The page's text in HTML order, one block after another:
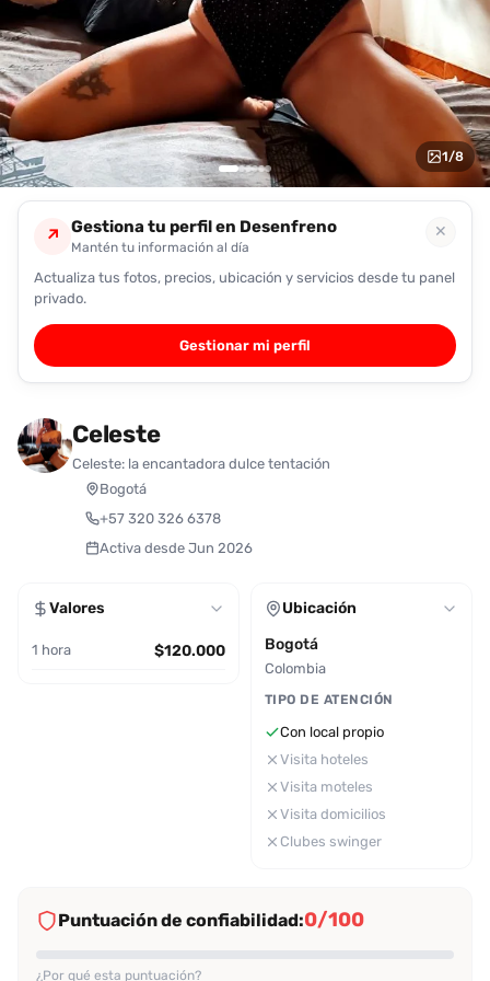
encontrarlas
fácilmente.
Entendido
1/8
↗ Gestiona tu perfil en Desenfreno
Mantén tu información al día
✕
Actualiza tus fotos, precios, ubicación y servicios desde tu panel
privado.
Gestionar mi perfil
Celeste
Celeste: la encantadora dulce tentación
Bogotá
+57 320 326 6378
Activa desde Jun 2026
Valores
1 hora $120.000
Ubicación
Bogotá
Colombia
TIPO DE ATENCIÓN
Con local propio
Visita hoteles
Visita moteles
Visita domicilios
Clubes swinger
Puntuación de confiabilidad:0/100
¿Por qué esta puntuación?